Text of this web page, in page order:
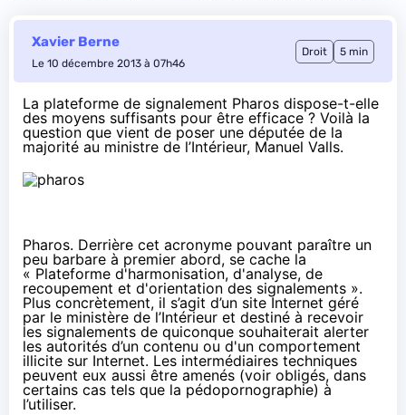
Xavier Berne
Le 10 décembre 2013 à 07h46
Droit 5 min
La plateforme de signalement Pharos dispose-t-elle
des moyens suffisants pour être efficace ? Voilà la
question que vient de poser une députée de la
majorité au ministre de l’Intérieur, Manuel Valls.
Pharos. Derrière cet acronyme pouvant paraître un
peu barbare à premier abord, se cache la
« Plateforme d'harmonisation, d'analyse, de
recoupement et d'orientation des signalements ».
Plus concrètement, il s’agit d’un site Internet géré
par le ministère de l’Intérieur et destiné à recevoir
les signalements de quiconque souhaiterait alerter
les autorités d’un contenu ou d'un comportement
illicite sur Internet. Les intermédiaires techniques
peuvent eux aussi être amenés (voir obligés, dans
certains cas tels que la pédopornographie) à
l’utiliser.